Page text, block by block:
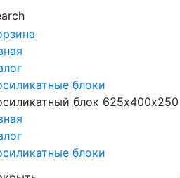
блоки
блок 625х400х250
блоки